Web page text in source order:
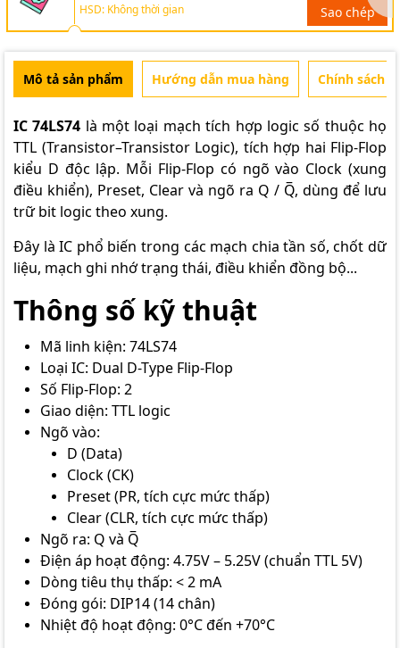
HSD: Không thời gian
Sao chép
Mô tả sản phẩm Hướng dẫn mua hàng Chính sách
IC 74LS74 là một loại mạch tích hợp logic số thuộc họ
TTL (Transistor–Transistor Logic), tích hợp hai Flip-Flop
kiểu D độc lập. Mỗi Flip-Flop có ngõ vào Clock (xung
điều khiển), Preset, Clear và ngõ ra Q / Q̅, dùng để lưu
trữ bit logic theo xung.
Đây là IC phổ biến trong các mạch chia tần số, chốt dữ
liệu, mạch ghi nhớ trạng thái, điều khiển đồng bộ...
Thông số kỹ thuật
Mã linh kiện: 74LS74
Loại IC: Dual D-Type Flip-Flop
Số Flip-Flop: 2
Giao diện: TTL logic
Ngõ vào:
D (Data)
Clock (CK)
Preset (PR, tích cực mức thấp)
Clear (CLR, tích cực mức thấp)
Ngõ ra: Q và Q̅
Điện áp hoạt động: 4.75V – 5.25V (chuẩn TTL 5V)
Dòng tiêu thụ thấp: < 2 mA
Đóng gói: DIP14 (14 chân)
Nhiệt độ hoạt động: 0°C đến +70°C